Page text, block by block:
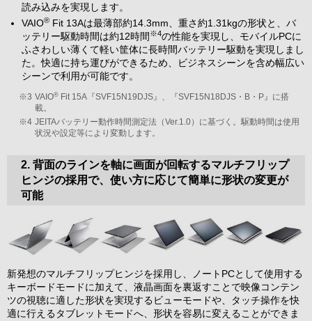
読み込みを実現します。
VAIO® Fit 13Aは最薄部約14.3mm、重さ約1.31kgの形状と、バ
ッテリー駆動時間は約12時間 ※4の性能を実現し、モバイルPCに
ふさわしい薄くて軽い筐体に長時間バッテリー駆動を実現しまし
た。快適に持ち運びができるため、ビジネスシーンを含め幅広い
シーンで利用が可能です。
※3 VAIO®Fit 15A『SVF15N19DJS』、『SVF15N18DJS・B・P』に搭
載。
※4 JEITAバッテリー動作時間測定法（Ver.1.0）に基づく。駆動時間は使用
状況や設定等により変動します。
2. 背面のラインを軸に画面が回転するマルチフリップ
ヒンジの採用で、使い方に応じて簡単に形状の変更が
可能
新発想のマルチフリップヒンジを採用し、ノートPCとして使用する
キーボードモードに加えて、液晶画面を裏返すことで映像コンテン
ツの視聴に適した形状を実現するビューモードや、タッチ操作を快
適に行えるタブレットモードへ、形状を容易に変えることができま